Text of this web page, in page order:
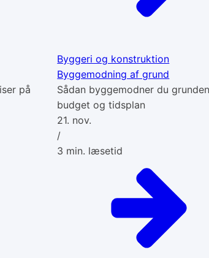
på
Byggeri og konstruktion
Byggemodning af grund
Sådan byggemodner du
budget og tidsplan
21. nov.
/
3 min. læsetid